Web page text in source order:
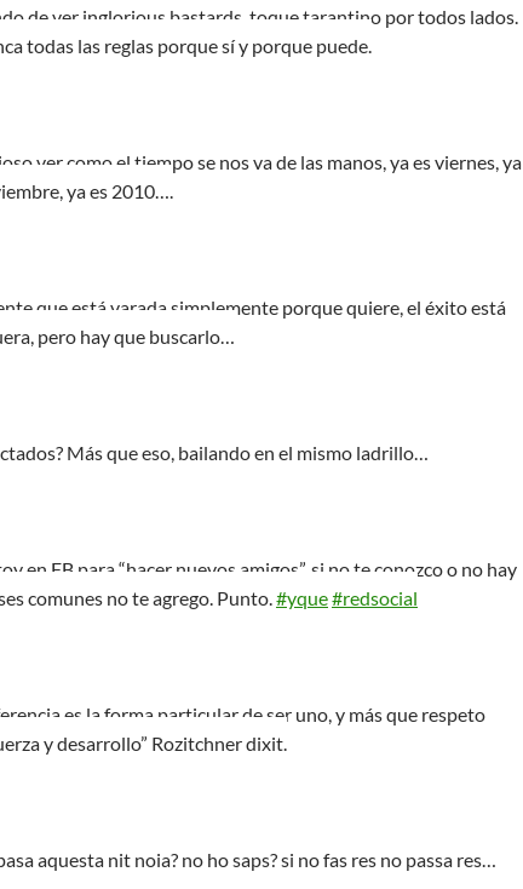
de ver inglorious bastards. toque tarantino por todos lados.
todas las reglas porque sí y porque puede.
ver como el tiempo se nos va de las manos, ya es viernes, ya
ya es 2010….
que está varada simplemente porque quiere, el éxito está
pero hay que buscarlo…
Más que eso, bailando en el mismo ladrillo…
en FB para “hacer nuevos amigos”, si no te conozco o no hay
comunes no te agrego. Punto.#yque#redsocial
es la forma particular de ser uno, y más que respeto
y desarrollo” Rozitchner dixit.
aquesta nit noia? no ho saps? si no fas res no passa res…